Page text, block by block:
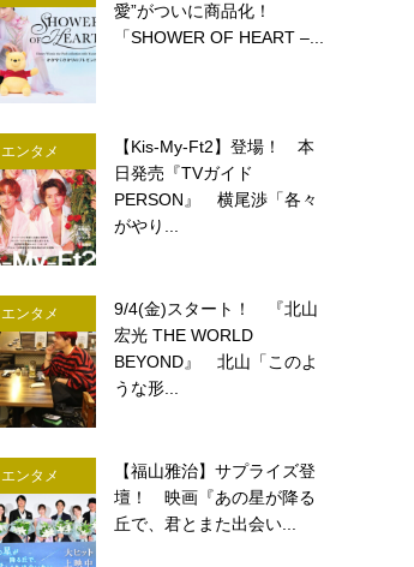
愛”がついに商品化！
「SHOWER OF HEART –...
エンタメ
【Kis-My-Ft2】登場！ 本
日発売『TVガイド
PERSON』 横尾渉「各々
がやり...
エンタメ
9/4(金)スタート！ 『北山
宏光 THE WORLD
BEYOND』 北山「このよ
うな形...
エンタメ
【福山雅治】サプライズ登
壇！ 映画『あの星が降る
丘で、君とまた出会い...